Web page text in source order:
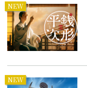
NEW
NEW